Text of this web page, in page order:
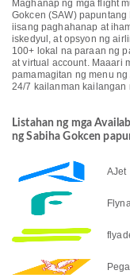
Maghanap ng mga flight
Gokcen (SAW)
iisang paghahanap at
iskedyul, at opsyon ng
100+ lokal na paraan ng
at virtual account. Maaari
pamamagitan ng menu ng
24/7 kailanman kailangan
Listahan ng mga
ng Sabiha Gokcen
AJet